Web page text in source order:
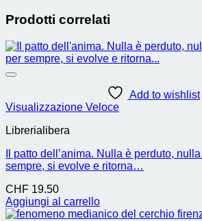
Prodotti correlati
Add to wishlist
Visualizzazione Veloce
Librerialibera
Il patto dell’anima. Nulla è perduto,
sempre, si evolve e ritorna…
CHF 19.50
Aggiungi al carrello